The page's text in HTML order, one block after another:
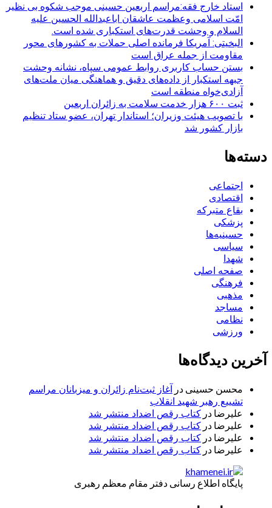
استاد خارج فقه:مراسم اربعین حسینی موجب شکوه بی نظیر
امّت اسلامی وعظمت عاشقان اباعبدالله الحسین علیه
السلام و وحشت قدرت‌های استکباری شده است.
البخیتی: آمریکا فرمانده اصلی حملات به کشورهای محور
مقاومت از جمله عراق است
بستن حساب کاربری روابط عمومی سپاه، نشانه‌ وحشت
جبهه استکبار از داده‌های دقیق و هماهنگی میان ملت‌های
آزادی‌خواه منطقه است
ثبت ۶۰۰ هزار خدمت سلامت به زائران اربعین
با تصویب هیئت وزیران؛ استاندار تهران، عضو ستاد تنظیم
بازار کشور شد
دسته‌ها
اجتماعی
اقتصادی
بقاع متبرکه
پزشکی
حسینیه‌ها
سیاسی
شهدا
صفحه اصلی
فرهنگی
مذهبی
مساجد
نظامی
ورزشی
آخرین دیدگاه‌ها
محسن حسینی در آغاز ثبت‌نام زائران و میزبانان مراسم
تشییع رهبر شهید انقلاب
علیرضا در کتاب رقص اضداد منتشر شد
علیرضا در کتاب رقص اضداد منتشر شد
علیرضا در کتاب رقص اضداد منتشر شد
علیرضا در کتاب رقص اضداد منتشر شد
پایگاه اطلاع رسانی دفتر مقام معظم رهبری